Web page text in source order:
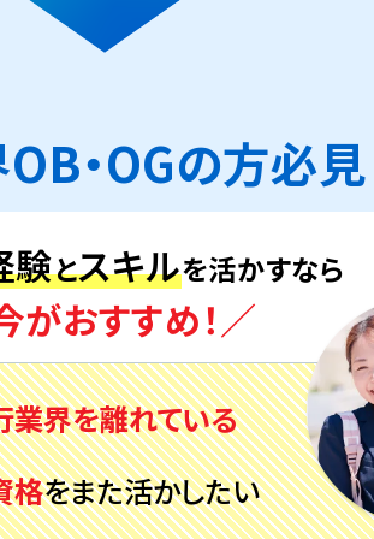
・OGの方必見
験とスキルを活かすなら
がおすすめ！／
業界を離れている
格をまた活かしたい